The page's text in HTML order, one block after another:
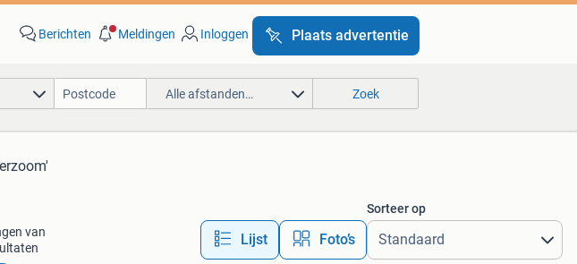
Berichten Meldingen Inloggen Plaats advertentie
Alle afstanden… Zoek
van
Lijst Foto’s
Sorteer op